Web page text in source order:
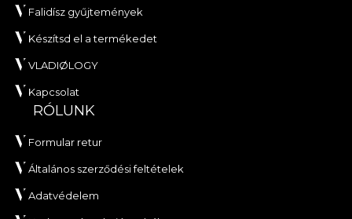
Falidísz gyűjtemények
Készítsd el a termékedet
VLADIØLOGY
Kapcsolat
RÓLUNK
Formular retur
Általános szerződési feltételek
Adatvédelem